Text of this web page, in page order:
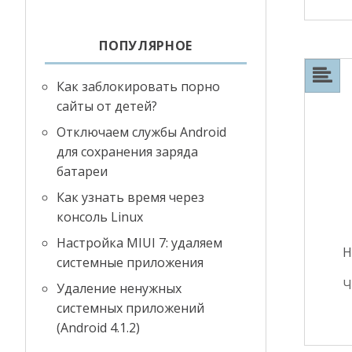
ПОПУЛЯРНОЕ
Как заблокировать порно
сайты от детей?
Отключаем службы Android
для сохранения заряда
батареи
Как узнать время через
консоль Linux
Настройка MIUI 7: удаляем
системные приложения
Удаление ненужных
системных приложений
(Android 4.1.2)